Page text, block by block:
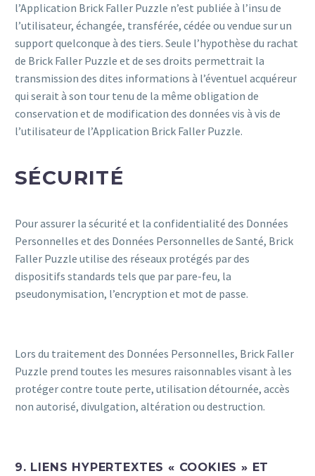
l’Application Brick Faller Puzzle n’est publiée à l’insu de
l’utilisateur, échangée, transférée, cédée ou vendue sur un
support quelconque à des tiers. Seule l’hypothèse du rachat
de Brick Faller Puzzle et de ses droits permettrait la
transmission des dites informations à l’éventuel acquéreur
qui serait à son tour tenu de la même obligation de
conservation et de modification des données vis à vis de
l’utilisateur de l’Application Brick Faller Puzzle.
SÉCURITÉ
Pour assurer la sécurité et la confidentialité des Données
Personnelles et des Données Personnelles de Santé, Brick
Faller Puzzle utilise des réseaux protégés par des
dispositifs standards tels que par pare-feu, la
pseudonymisation, l’encryption et mot de passe.
Lors du traitement des Données Personnelles, Brick Faller
Puzzle prend toutes les mesures raisonnables visant à les
protéger contre toute perte, utilisation détournée, accès
non autorisé, divulgation, altération ou destruction.
9. LIENS HYPERTEXTES « COOKIES » ET